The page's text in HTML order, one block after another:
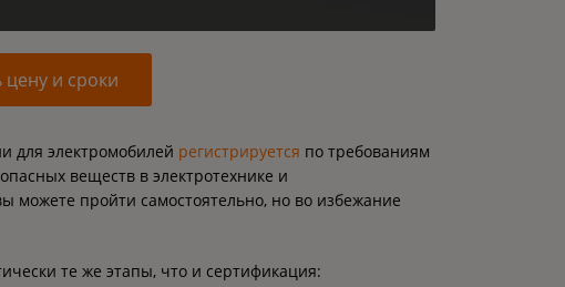
цену и сроки
для электромобилей регистрируется по требованиям
веществ в электротехнике и
можете пройти самостоятельно, но во избежание
те же этапы, что и сертификация: